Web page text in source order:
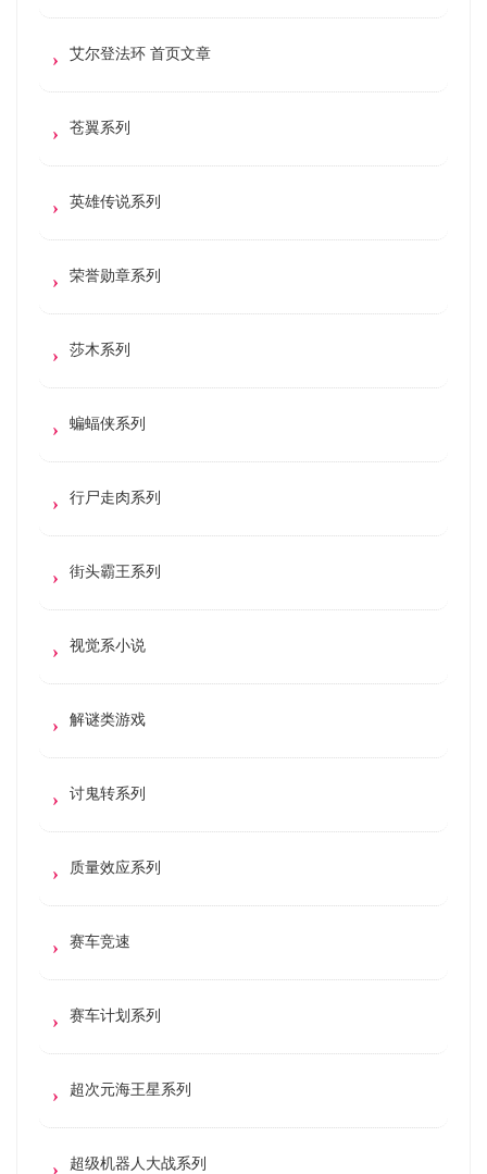
艾尔登法环 首页文章
苍翼系列
英雄传说系列
荣誉勋章系列
莎木系列
蝙蝠侠系列
行尸走肉系列
街头霸王系列
视觉系小说
解谜类游戏
讨鬼转系列
质量效应系列
赛车竞速
赛车计划系列
超次元海王星系列
超级机器人大战系列